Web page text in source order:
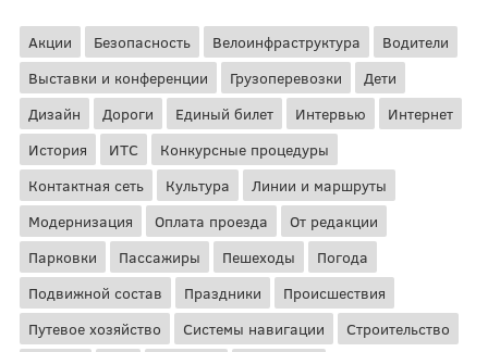
Акции Безопасность Велоинфраструктура
Водители
Выставки и конференции
Грузоперевозки
Дети
Дизайн
Дороги Единый билет Интервью
Интернет
История
ИТС
Конкурсные процедуры
Контактная сеть
Культура
Линии и маршруты
Модернизация
Оплата проезда
От редакции
Парковки
Пассажиры Пешеходы
Погода
Подвижной состав
Праздники
Происшествия
Путевое хозяйство
Системы навигации Строительство